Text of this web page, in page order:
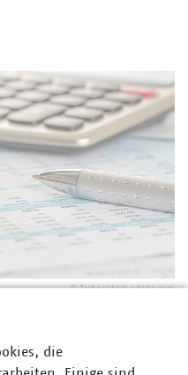
©Zerbor/stock.adobe.com
Tax-Omnibus
die